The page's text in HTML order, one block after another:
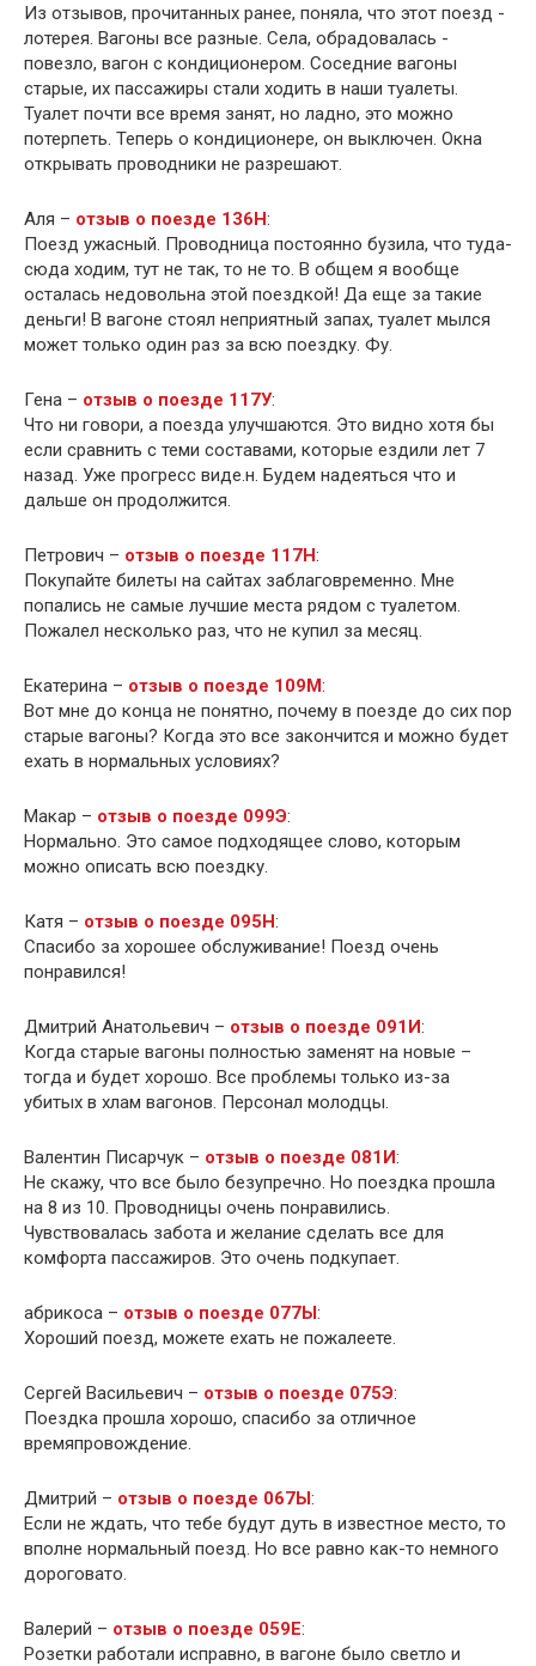
Из отзывов, прочитанных ранее, поняла, что этот поезд -
лотерея. Вагоны все разные. Села, обрадовалась -
повезло, вагон с кондиционером. Соседние вагоны
старые, их пассажиры стали ходить в наши туалеты.
Туалет почти все время занят, но ладно, это можно
потерпеть. Теперь о кондиционере, он выключен. Окна
открывать проводники не разрешают.
Аля – отзыв о поезде 136Н:
Поезд ужасный. Проводница постоянно бузила, что туда-
сюда ходим, тут не так, то не то. В общем я вообще
осталась недовольна этой поездкой! Да еще за такие
деньги! В вагоне стоял неприятный запах, туалет мылся
может только один раз за всю поездку. Фу.
Гена – отзыв о поезде 117У:
Что ни говори, а поезда улучшаются. Это видно хотя бы
если сравнить с теми составами, которые ездили лет 7
назад. Уже прогресс виде.н. Будем надеяться что и
дальше он продолжится.
Петрович – отзыв о поезде 117Н:
Покупайте билеты на сайтах заблаговременно. Мне
попались не самые лучшие места рядом с туалетом.
Пожалел несколько раз, что не купил за месяц.
Екатерина – отзыв о поезде 109М:
Вот мне до конца не понятно, почему в поезде до сих пор
старые вагоны? Когда это все закончится и можно будет
ехать в нормальных условиях?
Макар – отзыв о поезде 099Э:
Нормально. Это самое подходящее слово, которым
можно описать всю поездку.
Катя – отзыв о поезде 095Н:
Спасибо за хорошее обслуживание! Поезд очень
понравился!
Дмитрий Анатольевич – отзыв о поезде 091И:
Когда старые вагоны полностью заменят на новые –
тогда и будет хорошо. Все проблемы только из-за
убитых в хлам вагонов. Персонал молодцы.
Валентин Писарчук – отзыв о поезде 081И:
Не скажу, что все было безупречно. Но поездка прошла
на 8 из 10. Проводницы очень понравились.
Чувствовалась забота и желание сделать все для
комфорта пассажиров. Это очень подкупает.
абрикоса – отзыв о поезде 077Ы:
Хороший поезд, можете ехать не пожалеете.
Сергей Васильевич – отзыв о поезде 075Э:
Поездка прошла хорошо, спасибо за отличное
времяпровождение.
Дмитрий – отзыв о поезде 067Ы:
Если не ждать, что тебе будут дуть в известное место, то
вполне нормальный поезд. Но все равно как-то немного
дороговато.
Валерий – отзыв о поезде 059Е:
Розетки работали исправно, в вагоне было светло и